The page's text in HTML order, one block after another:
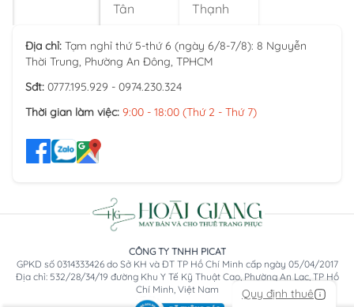
Quy định thuê
Tân
Thạnh
Địa chỉ: Tạm nghỉ thứ 5-thứ 6 (ngày 6/8-7/8): 8 Nguyễn
Thời Trung, Phường An Đông, TPHCM
Sđt: 0777.195.929 - 0974.230.324
Thời gian làm việc: 9:00 - 18:00 (Thứ 2 - Thứ 7)
CÔNG TY TNHH PICAT
GPKD số 0314333426 do Sở KH và ĐT TP Hồ Chí Minh cấp ngày 05/04/2017
Địa chỉ: 532/28/34/19 đường Khu Y Tế Kỹ Thuật Cao, Phường An Lạc, TP Hồ
Chí Minh, Việt Nam